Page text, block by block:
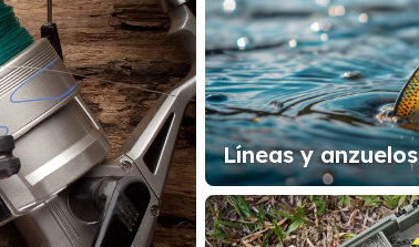
Líneas y anzuelos